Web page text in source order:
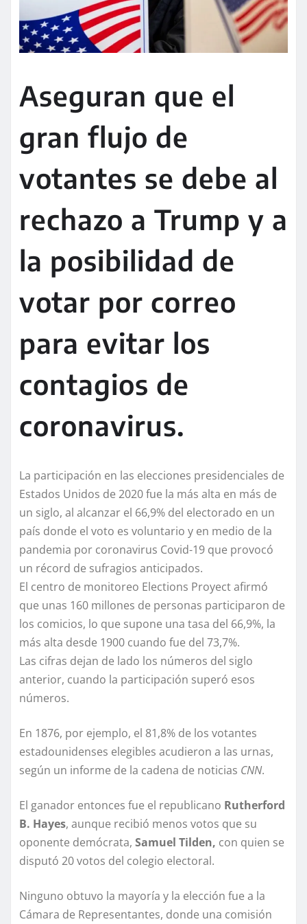
Aseguran que el
gran flujo de
votantes se debe al
rechazo a Trump y a
la posibilidad de
votar por correo
para evitar los
contagios de
coronavirus.
La participación en las elecciones presidenciales de
Estados Unidos de 2020 fue la más alta en más de
un siglo, al alcanzar el 66,9% del electorado en un
país donde el voto es voluntario y en medio de la
pandemia por coronavirus Covid-19 que provocó
un récord de sufragios anticipados.
El centro de monitoreo Elections Proyect afirmó
que unas 160 millones de personas participaron de
los comicios, lo que supone una tasa del 66,9%, la
más alta desde 1900 cuando fue del 73,7%.
Las cifras dejan de lado los números del siglo
anterior, cuando la participación superó esos
números.
En 1876, por ejemplo, el 81,8% de los votantes
estadounidenses elegibles acudieron a las urnas,
según un informe de la cadena de noticias CNN.
El ganador entonces fue el republicano Rutherford
B. Hayes, aunque recibió menos votos que su
oponente demócrata, Samuel Tilden, con quien se
disputó 20 votos del colegio electoral.
Ninguno obtuvo la mayoría y la elección fue a la
Cámara de Representantes, donde una comisión